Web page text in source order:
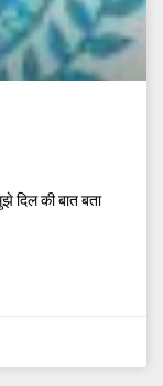
दिल की बात बता